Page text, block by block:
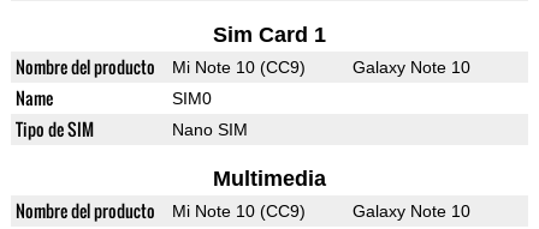
Sim Card 1
Nombre del producto Mi Note 10 (CC9) Galaxy Note 10
Name SIM0
Tipo de SIM Nano SIM
Multimedia
Nombre del producto Mi Note 10 (CC9) Galaxy Note 10